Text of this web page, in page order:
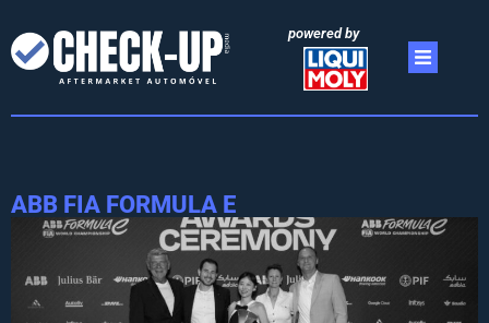
powered by
ABB FIA FORMULA E